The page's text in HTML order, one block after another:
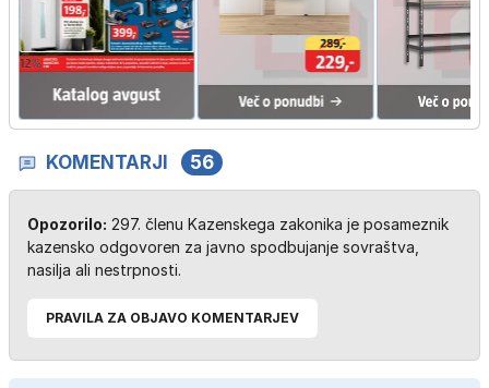
KOMENTARJI 56
Opozorilo: 297. členu Kazenskega zakonika je posameznik
kazensko odgovoren za javno spodbujanje sovraštva,
nasilja ali nestrpnosti.
PRAVILA ZA OBJAVO KOMENTARJEV